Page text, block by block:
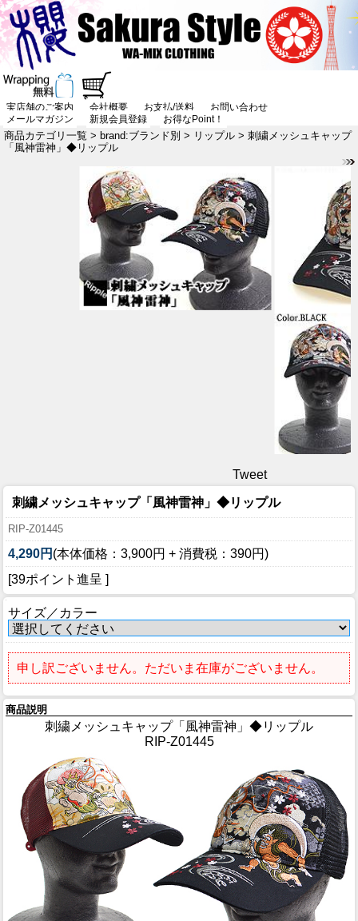
実店舗のご案内 会社概要 お支払/送料
お問い合わせ
メールマガジン
新規会員登録 お得なPoint！
商品カテゴリ一覧 > brand:ブランド別 > リップル > 刺繍メッシュキャップ
「風神雷神」◆リップル
Tweet
刺繍メッシュキャップ「風神雷神」◆リップル
RIP-Z01445
4,290円 (本体価格：3,900円 + 消費税：390円)
[39ポイント進呈 ]
サイズ／カラー
申し訳ございません。ただいま在庫がございません。
商品説明
刺繍メッシュキャップ「風神雷神」◆リップル
RIP-Z01445